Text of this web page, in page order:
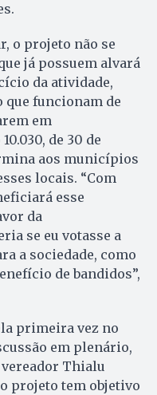
o projeto não se
já possuem alvará
da atividade,
que funcionam de
em
de 30 de
aos municípios
locais. “Com
esse
da
se eu votasse a
a sociedade, como
de bandidos”,
primeira vez no
em plenário,
Thialu
projeto tem objetivo